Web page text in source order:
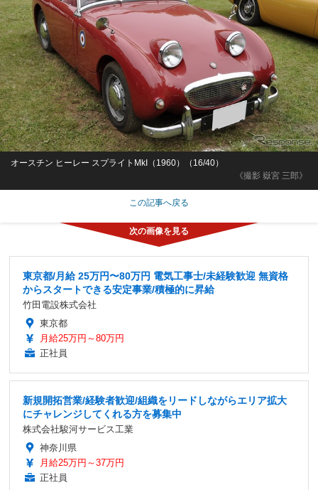
《撮影 嶽宮 三郎》
オースチン ヒーレー スプライトMkI（1960）（16/40）
この記事へ戻る
東京都/月給 25万円〜80万円 電気工事士/未経験歓迎 無資格
からスタートできる安定事業/積極的に昇給
竹田電設株式会社
東京都
月給25万円～80万円
正社員
新規開拓営業/経験者歓迎/組織をリードしながらエリア拡大
にチャレンジしてくれる方を募集中
株式会社駿河サービス工業
神奈川県
月給25万円～37万円
正社員